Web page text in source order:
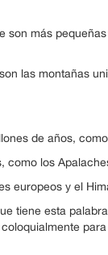
más
las montañas
de años,
como los
europeos y el
tiene esta